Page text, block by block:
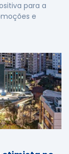
para a
e